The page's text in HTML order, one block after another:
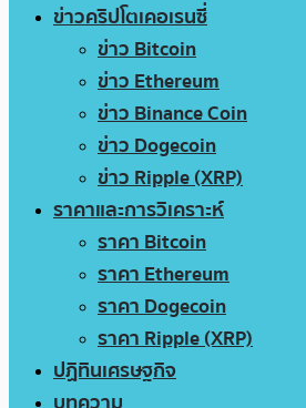
ข่าวคริปโตเคอเรนซี่
ข่าว Bitcoin
ข่าว Ethereum
ข่าว Binance Coin
ข่าว Dogecoin
ข่าว Ripple (XRP)
ราคาและการวิเคราะห์
ราคา Bitcoin
ราคา Ethereum
ราคา Dogecoin
ราคา Ripple (XRP)
ปฏิทินเศรษฐกิจ